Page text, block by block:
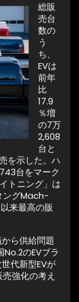
総販
売台
数の
う
ち、
EVは
前年
比
17.9
％増
の7万
2,608
台と
を示した。ハ
台をマーク
トニング」は
ングMach-
来最高の販
ら供給問題
のEVブラ
代新型EVが
強化の考え